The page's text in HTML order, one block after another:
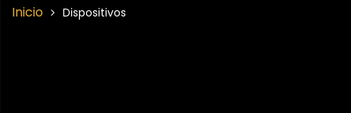
Inicio Dispositivos